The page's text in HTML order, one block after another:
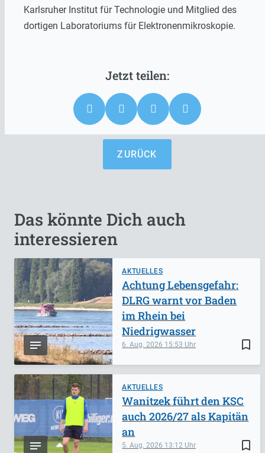
Karlsruher Institut für Technologie und Mitglied des
dortigen Laboratoriums für Elektronenmikroskopie.
ZURÜCK
Das könnte Dich auch
interessieren
AKTUELLES
bookmark_border
6. Aug. 2026 15:53
Achtung Lebensgefahr:
DLRG warnt vor Baden
im Rhein bei
Niedrigwasser
AKTUELLES
bookmark_border
5. Aug. 2026 13:12
Wanitzek führt den KSC
auch 2026/27 als Kapitän
an